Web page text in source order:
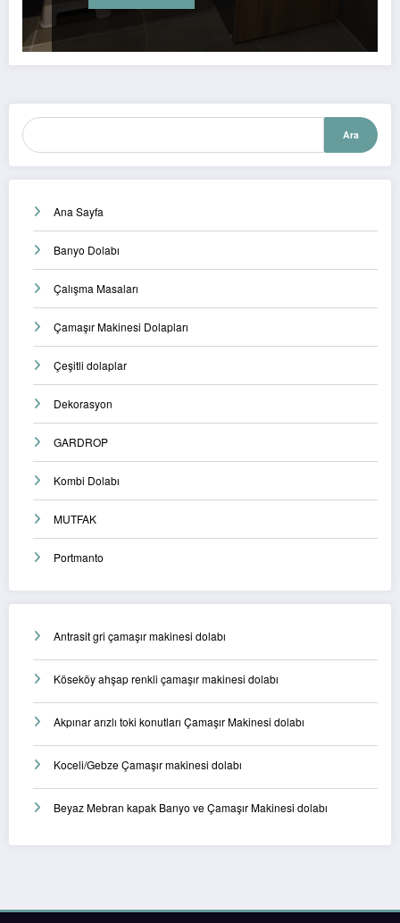
Ara Ara
Ana Sayfa
Banyo Dolabı
Çalışma Masaları
Çamaşır Makinesi Dolapları
Çeşitli dolaplar
Dekorasyon
GARDROP
Kombi Dolabı
MUTFAK
Portmanto
Antrasit gri çamaşır makinesi dolabı
Köseköy ahşap renkli çamaşır makinesi dolabı
Akpınar arızlı toki konutları Çamaşır Makinesi dolabı
Koceli/Gebze Çamaşır makinesi dolabı
Beyaz Mebran kapak Banyo ve Çamaşır Makinesi dolabı